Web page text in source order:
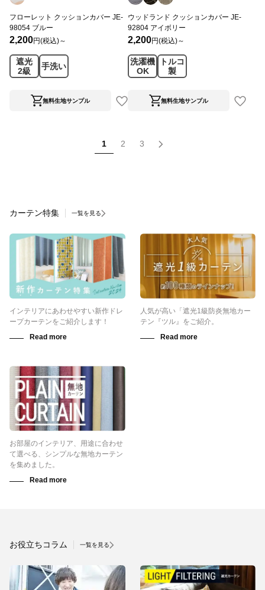
フローレット クッションカバー JE-
98054 ブルー
2,200円(税込)～
遮光
2級
手洗い
無料生地サンプル
ウッドランド クッションカバー JE-
92804 アイボリー
2,200円(税込)～
洗濯機
OK
トルコ
製
無料生地サンプル
1 2 3
カーテン特集 一覧を見る
インテリアにあわせやすい新作ドレ
ープカーテンをご紹介します！
人気が高い「遮光1級防炎無地カー
テン『ツル』をご紹介。
お部屋のインテリア、用途に合わせ
て選べる、シンプルな無地カーテン
を集めました。
お役立ちコラム 一覧を見る